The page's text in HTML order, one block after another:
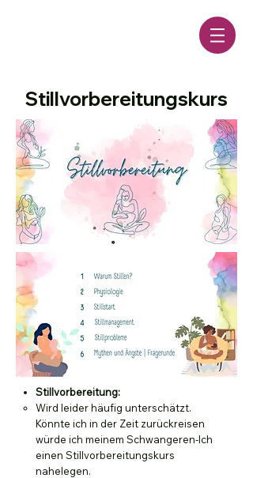
Stillvorbereitungskurs
Stillvorbereitung:
Wird leider häufig unterschätzt.
Könnte ich in der Zeit zurückreisen
würde ich meinem Schwangeren-Ich
einen Stillvorbereitungskurs
nahelegen.​